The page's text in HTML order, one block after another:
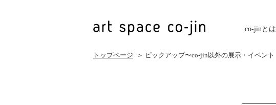
co-jinとは
トップページ ＞ ピックアップ〜co-jin以外の展示・イベント